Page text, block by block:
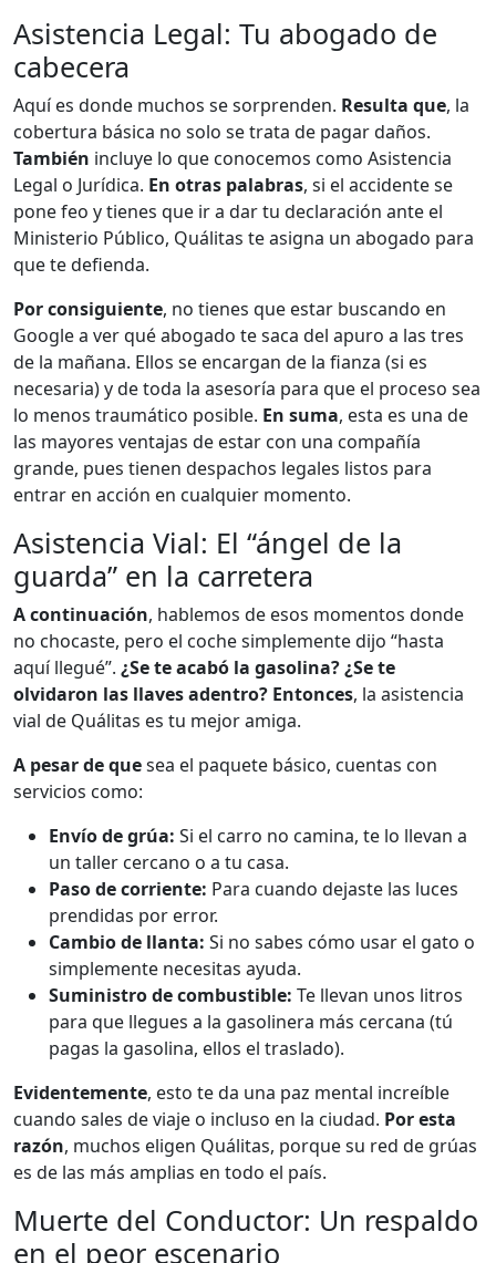
Asistencia Legal: Tu abogado de
cabecera
Aquí es donde muchos se sorprenden. Resulta que, la
cobertura básica no solo se trata de pagar daños.
También incluye lo que conocemos como Asistencia
Legal o Jurídica. En otras palabras, si el accidente se
pone feo y tienes que ir a dar tu declaración ante el
Ministerio Público, Quálitas te asigna un abogado para
que te defienda.
Por consiguiente, no tienes que estar buscando en
Google a ver qué abogado te saca del apuro a las tres
de la mañana. Ellos se encargan de la fianza (si es
necesaria) y de toda la asesoría para que el proceso sea
lo menos traumático posible. En suma, esta es una de
las mayores ventajas de estar con una compañía
grande, pues tienen despachos legales listos para
entrar en acción en cualquier momento.
Asistencia Vial: El “ángel de la
guarda” en la carretera
A continuación, hablemos de esos momentos donde
no chocaste, pero el coche simplemente dijo “hasta
aquí llegué”. ¿Se te acabó la gasolina? ¿Se te
olvidaron las llaves adentro? Entonces, la asistencia
vial de Quálitas es tu mejor amiga.
A pesar de quesea el paquete básico, cuentas con
servicios como:
Envío de grúa: Si el carro no camina, te lo llevan a
un taller cercano o a tu casa.
Paso de corriente: Para cuando dejaste las luces
prendidas por error.
Cambio de llanta: Si no sabes cómo usar el gato o
simplemente necesitas ayuda.
Suministro de combustible: Te llevan unos litros
para que llegues a la gasolinera más cercana (tú
pagas la gasolina, ellos el traslado).
Evidentemente, esto te da una paz mental increíble
cuando sales de viaje o incluso en la ciudad. Por esta
razón, muchos eligen Quálitas, porque su red de grúas
es de las más amplias en todo el país.
Muerte del Conductor: Un respaldo
en el peor escenario